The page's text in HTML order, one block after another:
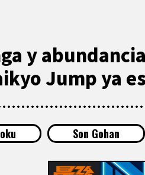
y
Jump ya
Son Gohan